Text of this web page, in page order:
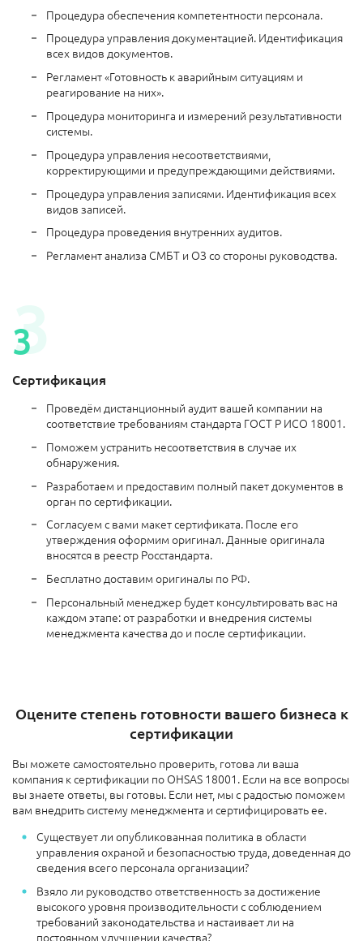
Процедура обеспечения компетентности персонала.
Процедура управления документацией. Идентификация
всех видов документов.
Регламент «Готовность к аварийным ситуациям и
реагирование на них».
Процедура мониторинга и измерений результативности
системы.
Процедура управления несоответствиями,
корректирующими и предупреждающими действиями.
Процедура управления записями. Идентификация всех
видов записей.
Процедура проведения внутренних аудитов.
Регламент анализа СМБТ и ОЗ со стороны руководства.
Сертификация
Проведём дистанционный аудит вашей компании на
соответствие требованиям стандарта ГОСТ Р ИСО 18001.
Поможем устранить несоответствия в случае их
обнаружения.
Разработаем и предоставим полный пакет документов в
орган по сертификации.
Согласуем с вами макет сертификата. После его
утверждения оформим оригинал. Данные оригинала
вносятся в реестр Росстандарта.
Бесплатно доставим оригиналы по РФ.
Персональный менеджер будет консультировать вас на
каждом этапе: от разработки и внедрения системы
менеджмента качества до и после сертификации.
Оцените степень готовности вашего бизнеса к
сертификации
Вы можете самостоятельно проверить, готова ли ваша
компания к сертификации по OHSAS 18001. Если на все вопросы
вы знаете ответы, вы готовы. Если нет, мы с радостью поможем
вам внедрить систему менеджмента и сертифицировать ее.
Существует ли опубликованная политика в области
управления охраной и безопасностью труда, доведенная до
сведения всего персонала организации?
Взяло ли руководство ответственность за достижение
высокого уровня производительности с соблюдением
требований законодательства и настаивает ли на
постоянном улучшении качества?